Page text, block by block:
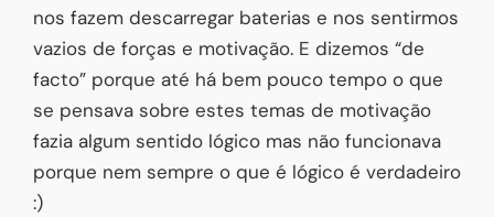
nos fazem descarregar baterias e nos sentirmos
vazios de forças e motivação. E dizemos “de
facto” porque até há bem pouco tempo o que
se pensava sobre estes temas de motivação
fazia algum sentido lógico mas não funcionava
porque nem sempre o que é lógico é verdadeiro
:)